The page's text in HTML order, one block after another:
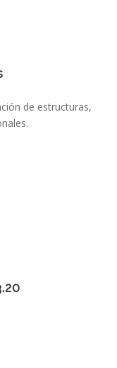
de estructuras,